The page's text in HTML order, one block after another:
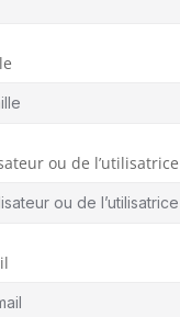
ou de l’utilisatrice